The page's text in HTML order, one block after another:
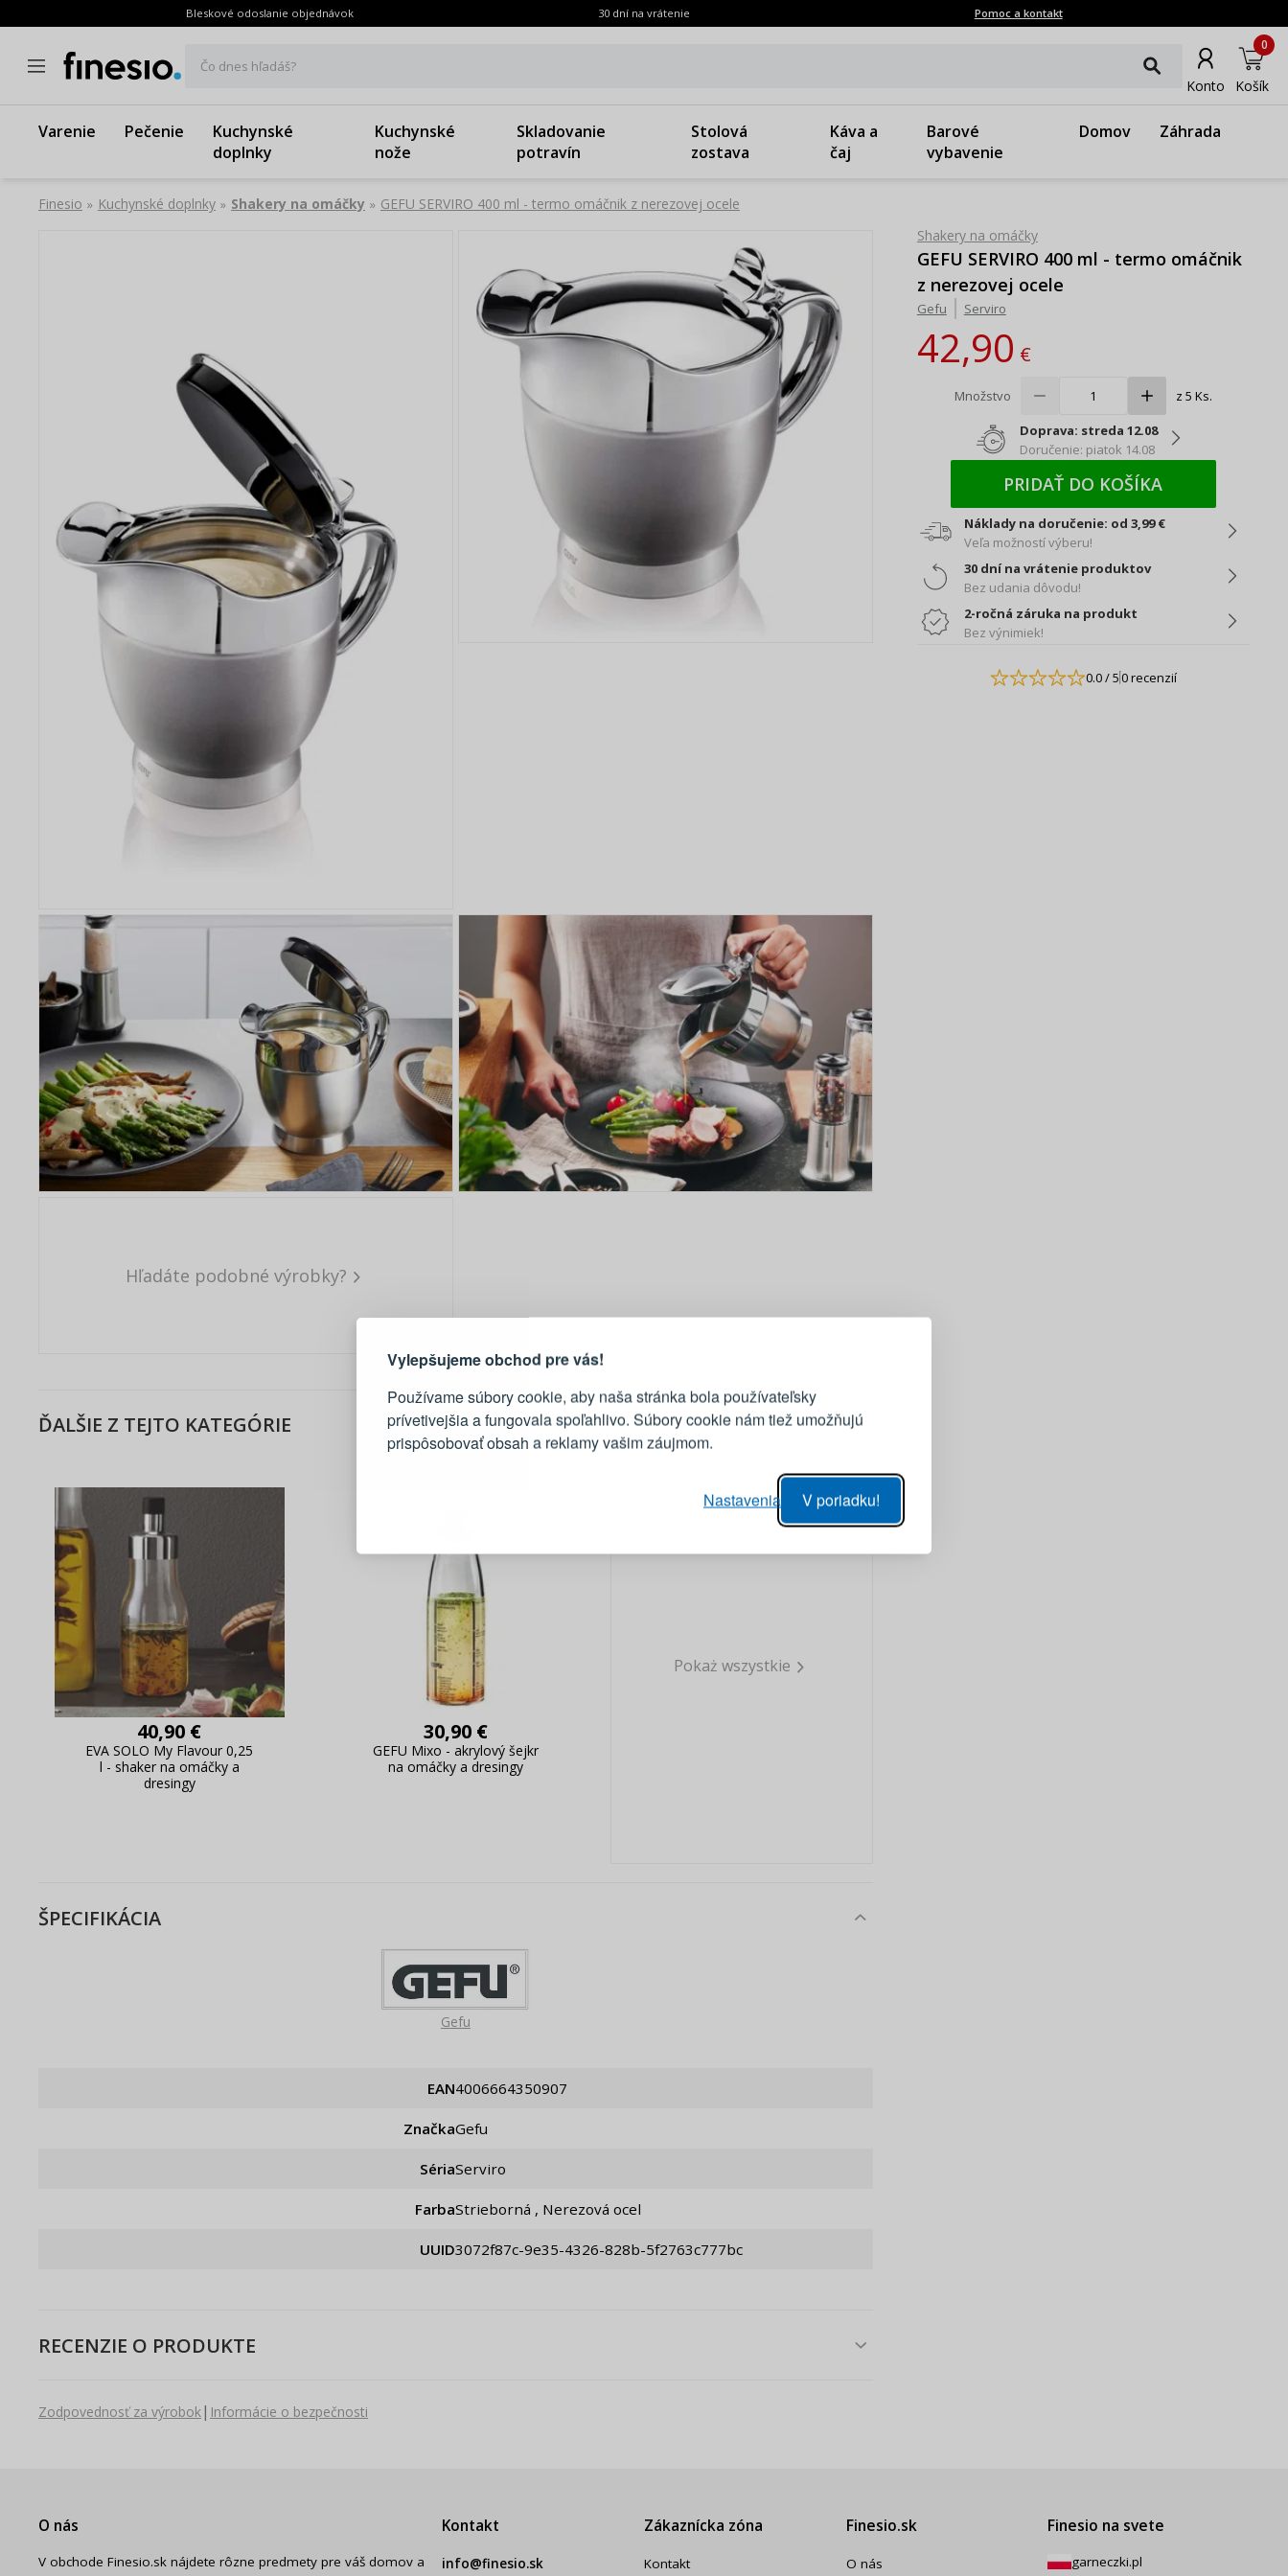
Vylepšujeme obchod pre vás!
Používame súbory cookie, aby naša stránka bola používateľsky
prívetivejšia a fungovala spoľahlivo. Súbory cookie nám tiež umožňujú
prispôsobovať obsah a reklamy vašim záujmom.
V poriadku!
Nastavenia
Bleskové odoslanie objednávok 30 dní na vrátenie Pomoc a kontakt
Čo dnes hľadáš?
Konto Košík
0
Varenie Pečenie
Kuchynské
doplnky
Kuchynské
nože
Skladovanie
potravín
Stolová
zostava
Káva a
čaj
Barové
vybavenie
Domov Záhrada
Finesio » Kuchynské doplnky » Shakery na omáčky » GEFU SERVIRO 400 ml - termo omáčnik z nerezovej ocele
Hľadáte podobné výrobky?
Shakery na omáčky
GEFU SERVIRO 400 ml - termo omáčnik
z nerezovej ocele
Gefu Serviro
42,90€
Množstvo z 5 Ks.
Doprava: streda 12.08
Doručenie: piatok 14.08
PRIDAŤ DO KOŠÍKA
Náklady na doručenie: od 3,99 €
Veľa možností výberu!
30 dní na vrátenie produktov
Bez udania dôvodu!
2-ročná záruka na produkt
Bez výnimiek!
0.0/ 50 recenzií
ĎALŠIE Z TEJTO KATEGÓRIE
40,90 €
EVA SOLO My Flavour 0,25
l - shaker na omáčky a
dresingy
30,90 €
GEFU Mixo - akrylový šejkr
na omáčky a dresingy
Pokaż wszystkie
ŠPECIFIKÁCIA
Gefu
EAN 4006664350907
Značka Gefu
Séria Serviro
Farba Strieborná , Nerezová ocel
UUID 3072f87c-9e35-4326-828b-5f2763c777bc
RECENZIE O PRODUKTE
Zodpovednosť za výrobok| Informácie o bezpečnosti
O nás
V obchode Finesio.sk nájdete rôzne predmety pre váš domov a
Kontakt
info@finesio.sk
Zákaznícka zóna
Kontakt
Finesio.sk
O nás
Finesio na svete
garneczki.pl
účet
Živý náhľad na zmeny v objednávke
E-mail
PRIHLÁSIŤ SA